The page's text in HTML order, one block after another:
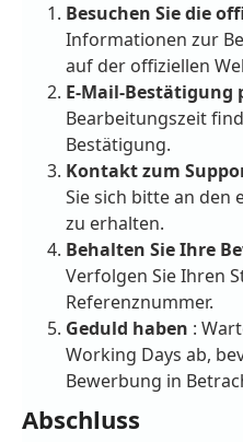
Besuchen Sie die
Informationen zur
auf der offiziellen
E-Mail-Bestätigung
Bearbeitungszeit
Bestätigung.
Kontakt zum
Sie sich bitte an den
zu erhalten.
Behalten Sie Ihre
Verfolgen Sie Ihren
Referenznummer.
Geduld haben :
Working Days ab,
Bewerbung in
Abschluss